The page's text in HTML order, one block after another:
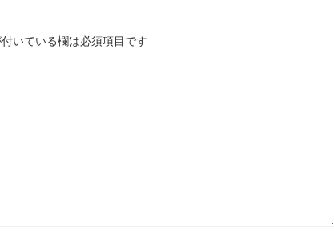
いている欄は必須項目です